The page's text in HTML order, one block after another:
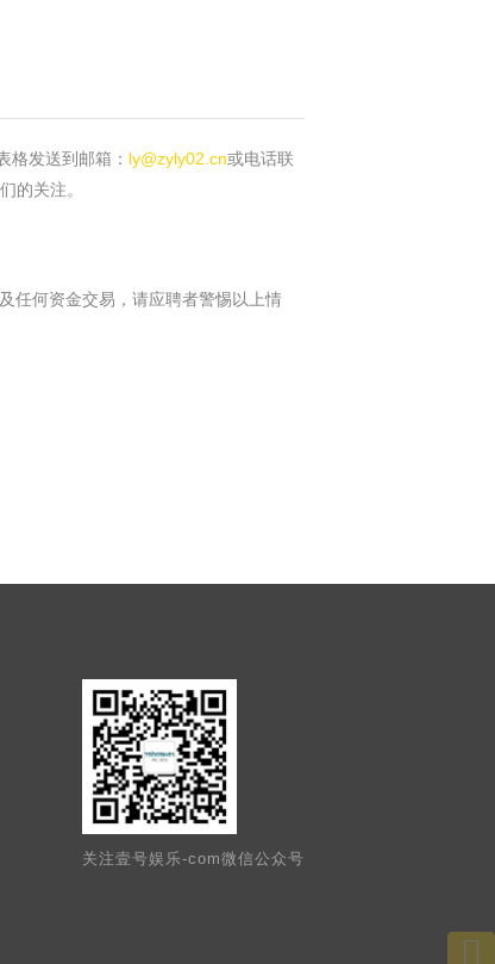
发送到邮箱： ly@zyly02.cn或电话联
关注。
任何资金交易，请应聘者警惕以上情
关注壹号娱乐-com微信公众号